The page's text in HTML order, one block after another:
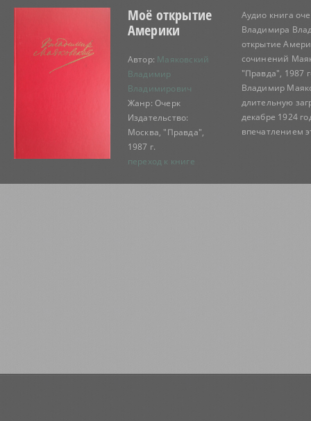
Моё открытие
Америки
Автор: Маяковский
Владимир
Владимирович
Жанр: Очерк
Издательство:
Москва, "Правда",
1987 г.
переход к книге
Аудио книга
Владимира
открытие
сочинений
"Правда", 1987
Владимир
длительную
декабре 1924
впечатлением